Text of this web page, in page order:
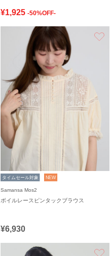
¥1,925 -50%OFF-
タイムセール対象 NEW
Samansa Mos2
ボイルレースピンタックブラウス
¥6,930